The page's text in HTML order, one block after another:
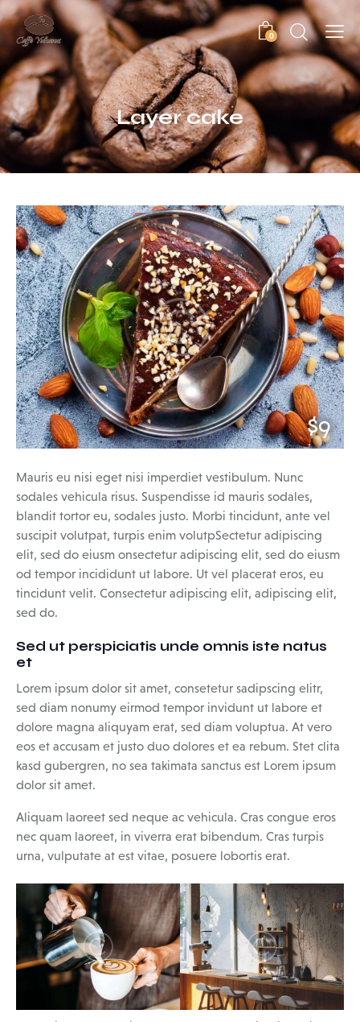
0
Layer cake
$9
Mauris eu nisi eget nisi imperdiet vestibulum. Nunc
sodales vehicula risus. Suspendisse id mauris sodales,
blandit tortor eu, sodales justo. Morbi tincidunt, ante vel
suscipit volutpat, turpis enim volutpSectetur adipiscing
elit, sed do eiusm onsectetur adipiscing elit, sed do eiusm
od tempor incididunt ut labore. Ut vel placerat eros, eu
tincidunt velit. Consectetur adipiscing elit, adipiscing elit,
sed do.
Sed ut perspiciatis unde omnis iste natus
et
Lorem ipsum dolor sit amet, consetetur sadipscing elitr,
sed diam nonumy eirmod tempor invidunt ut labore et
dolore magna aliquyam erat, sed diam voluptua. At vero
eos et accusam et justo duo dolores et ea rebum. Stet clita
kasd gubergren, no sea takimata sanctus est Lorem ipsum
dolor sit amet.
Aliquam laoreet sed neque ac vehicula. Cras congue eros
nec quam laoreet, in viverra erat bibendum. Cras turpis
urna, vulputate at est vitae, posuere lobortis erat.